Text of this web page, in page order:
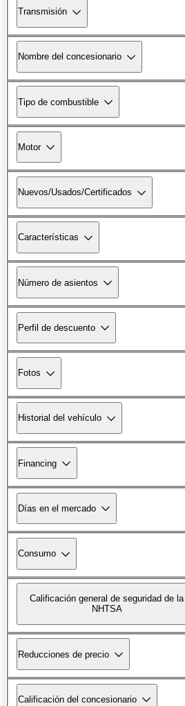
Transmisión
Nombre del concesionario
Tipo de combustible
Motor
Nuevos/Usados/Certificados
Características
Número de asientos
Perfil de descuento
Fotos
Historial del vehículo
Financing
Días en el mercado
Consumo
Calificación general de seguridad de la
NHTSA
Reducciones de precio
Calificación del concesionario